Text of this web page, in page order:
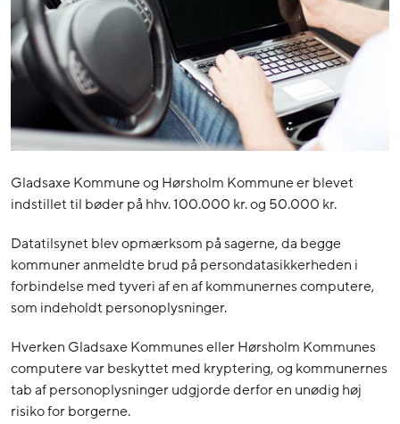
Gladsaxe Kommune og Hørsholm Kommune er blevet
indstillet til bøder på hhv. 100.000 kr. og 50.000 kr.
Datatilsynet blev opmærksom på sagerne, da begge
kommuner anmeldte brud på persondatasikkerheden i
forbindelse med tyveri af en af kommunernes computere,
som indeholdt personoplysninger.
Hverken Gladsaxe Kommunes eller Hørsholm Kommunes
computere var beskyttet med kryptering, og kommunernes
tab af personoplysninger udgjorde derfor en unødig høj
risiko for borgerne.